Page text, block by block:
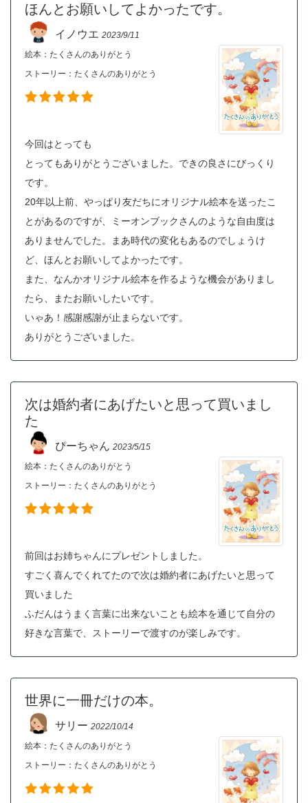
ほんとお願いしてよかったです。
イノウエ 2023/9/11
絵本：たくさんのありがとう
ストーリー： たくさんのありがとう
今回はとっても
とってもありがとうございました。できの良さにびっくり
です。
20年以上前、やっぱり友だちにオリジナル絵本を送ったこ
とがあるのですが、ミーオンブックさんのような自由度は
ありませんでした。まあ時代の変化もあるのでしょうけ
ど、ほんとお願いしてよかったです。
また、なんかオリジナル絵本を作るような機会がありまし
たら、またお願いしたいです。
いゃあ！感謝感謝が止まらないです。
ありがとうございました。
次は婚約者にあげたいと思って買いまし
た
ぴーちゃん 2023/5/15
絵本：たくさんのありがとう
ストーリー： たくさんのありがとう
前回はお姉ちゃんにプレゼントしました。
すごく喜んでくれてたので次は婚約者にあげたいと思って
買いました
ふだんはうまく言葉に出来ないことも絵本を通じて自分の
好きな言葉で、ストーリーで渡すのが楽しみです。
世界に一冊だけの本。
サリー 2022/10/14
絵本：たくさんのありがとう
ストーリー： たくさんのありがとう